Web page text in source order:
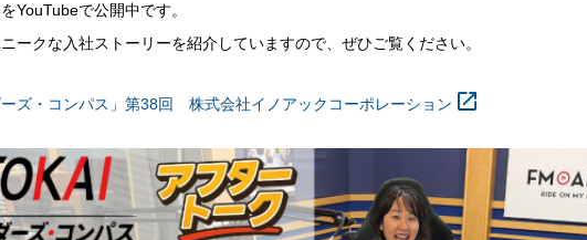
YouTubeで公開中です。
ークな入社ストーリーを紹介していますので、ぜひご覧ください。
ーズ・コンパス」第38回 株式会社イノアックコーポレーション